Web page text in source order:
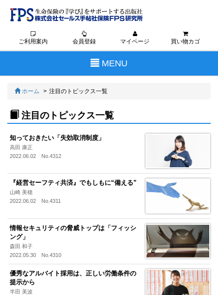
ご利用案内 会員登録 マイページ 買い物カゴ
Toggle
navigation
MENU
ホーム 注目のトピックス一覧
注目のトピックス一覧
知っておきたい「失効取消制度」
高田 康正
2022.06.02 No.4312
『経営セーフティ共済』でもしもに“備える”
山崎 美穂
2022.06.02 No.4311
情報セキュリティの脅威トップは「フィッシ
ング」
森田 和子
2022.05.30 No.4310
優秀なアルバイト採用は、正しい労働条件の
提示から
半田 美波